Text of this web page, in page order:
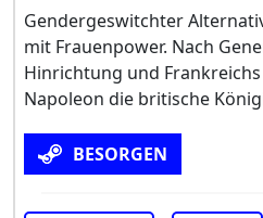
Gendergeswitchter
mit Frauenpower. Nach
Hinrichtung und
Napoleon die britische
BESORGEN